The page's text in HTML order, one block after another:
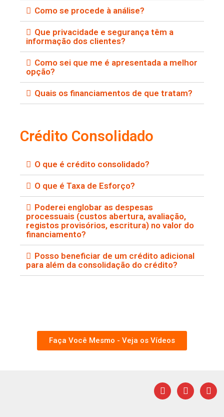
Como se procede à análise?
Que privacidade e segurança têm a
informação dos clientes?
Como sei que me é apresentada a melhor
opção?
Quais os financiamentos de que tratam?
Crédito Consolidado
O que é crédito consolidado?
O que é Taxa de Esforço?
Poderei englobar as despesas
processuais (custos abertura, avaliação,
registos provisórios, escritura) no valor do
financiamento?
Posso beneficiar de um crédito adicional
para além da consolidação do crédito?
Faça Você Mesmo - Veja os Vídeos